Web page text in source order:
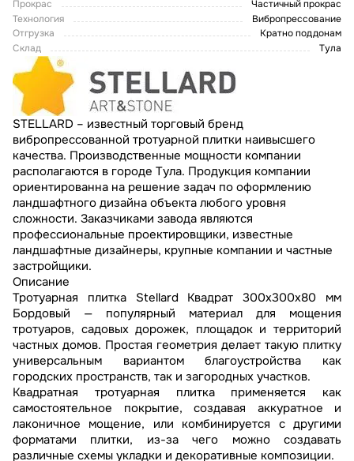
Прокрас
Частичный прокрас
Технология
Вибропрессование
Отгрузка
Кратно поддонам
Склад
Тула
STELLARD – известный торговый бренд
вибропрессованной тротуарной плитки наивысшего
качества. Производственные мощности компании
располагаются в городе Тула. Продукция компании
ориентированна на решение задач по оформлению
ландшафтного дизайна объекта любого уровня
сложности. Заказчиками завода являются
профессиональные проектировщики, известные
ландшафтные дизайнеры, крупные компании и частные
застройщики.
Описание
Тротуарная плитка Stellard Квадрат 300x300x80 мм
Бордовый — популярный материал для мощения
тротуаров, садовых дорожек, площадок и территорий
частных домов. Простая геометрия делает такую плитку
универсальным вариантом благоустройства как
городских пространств, так и загородных участков.
Квадратная тротуарная плитка применяется как
самостоятельное покрытие, создавая аккуратное и
лаконичное мощение, или комбинируется с другими
форматами плитки, из-за чего можно создавать
различные схемы укладки и декоративные композиции.